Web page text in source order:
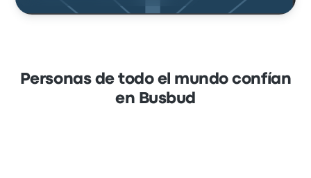
Personas de todo el mundo confían
en Busbud